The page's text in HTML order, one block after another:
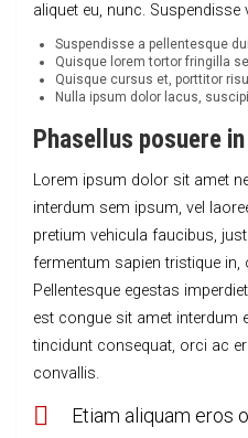
aliquet eu, nunc. Suspendisse
Suspendisse a pellentesque
Quisque lorem tortor fringilla
Quisque cursus et, porttitor
Nulla ipsum dolor lacus,
Phasellus posuere
Lorem ipsum dolor sit amet
interdum sem ipsum, vel
pretium vehicula faucibus,
fermentum sapien tristique
Pellentesque egestas
est congue sit amet interdum
tincidunt consequat, orci ac
convallis.
Etiam aliquam eros